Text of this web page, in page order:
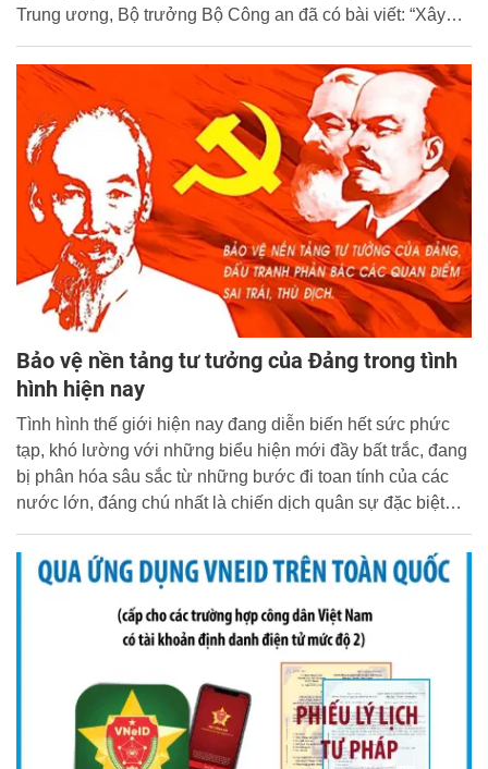
Trung ương, Bộ trưởng Bộ Công an đã có bài viết: “Xây
mạnh, chính quy, tinh nhuệ, hiện đại đáp ứng yêu cầu,
nhiệm vụ trong tình hình mới”. Cổng thông tin điện tử Học
viện CSND xin trân trọng giới thiệu toàn văn bài viết của
đồng chí Bộ trưởng.
Bảo vệ nền tảng tư tưởng của Đảng trong tình
hình hiện nay
Tình hình thế giới hiện nay đang diễn biến hết sức phức
tạp, khó lường với những biểu hiện mới đầy bất trắc, đang
bị phân hóa sâu sắc từ những bước đi toan tính của các
nước lớn, đáng chú nhất là chiến dịch quân sự đặc biệt
Quốc, Nga và các đối tác khác có sự điều chỉnh. Đồng
thời, do nhiều nhân tố chính trị, kinh tế diễn biến phức tạp,
tiềm ẩn khác như xung đột vũ trang cục bộ, khủng bố, thiên
tai càng làm cho quan hệ các quốc gia, khu vực trên thế
giới xuất hiện thêm nhiều mâu thuẫn mới.